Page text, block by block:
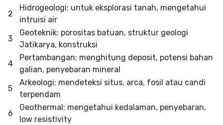
2
Hidrogeologi: untuk eksplorasi tanah, mengetahui
intruisi air
3
Geoteknik: porositas batuan, struktur geologi
Jatikarya, konstruksi
4
Pertambangan: menghitung deposit, potensi bahan
galian, penyebaran mineral
5
Arkeologi: mendeteksi situs, arca, fosil atau candi
terpendam
6
Geothermal: mengetahui kedalaman, penyebaran,
low resistivity